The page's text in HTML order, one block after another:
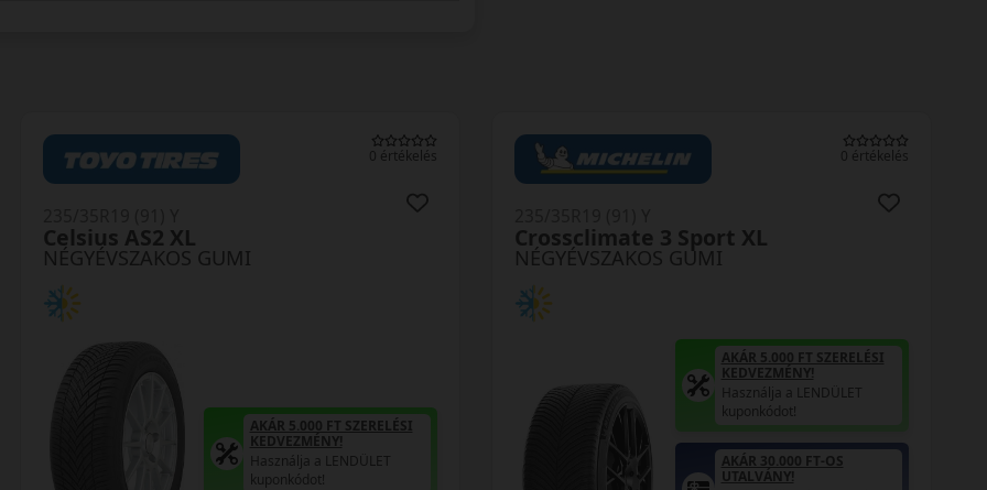
0 értékelés
NÉGYÉVSZAKOS GUMI
AW-6 XL
AKÁR 5.000 FT SZERELÉSI
KEDVEZMÉNY!
Használja a LENDÜLET
kuponkódot!
0 értékelés
NÉGYÉVSZAKOS GUMI
HA32 Solus4S XL
KEDVEZMÉNY!
Használja a LENDÜLET
kuponkódot!